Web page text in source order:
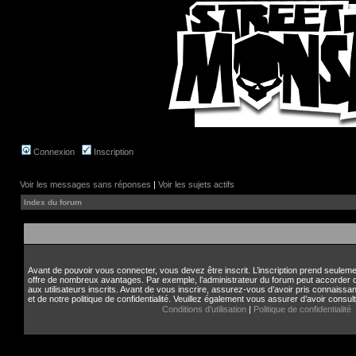
Connexion Inscription
Voir les messages sans réponses | Voir les sujets actifs
Index du forum
Avant de pouvoir vous connecter, vous devez être inscrit. L’inscription prend
offre de nombreux avantages. Par exemple, l’administrateur du forum peut accorder
aux utilisateurs inscrits. Avant de vous inscrire, assurez-vous d’avoir pris
et de notre politique de confidentialité. Veuillez également vous assurer d’avoir
Conditions d’utilisation | Politique de confidentialité